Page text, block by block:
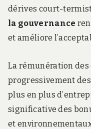
dérives court-
la gouvernance
et améliore
La rémunération
progressivement
plus en plus
significative des
et